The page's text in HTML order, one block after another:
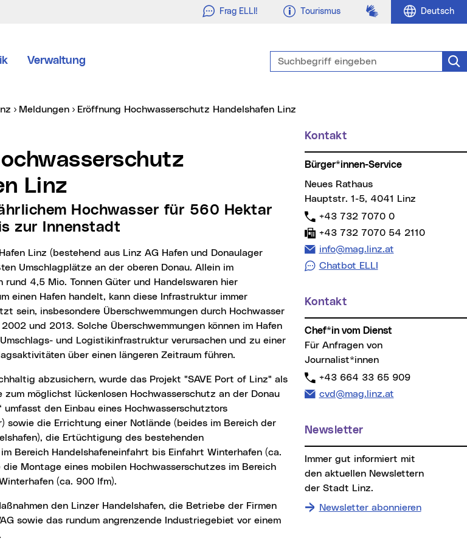
Frag ELLI! Tourismus Gebärdensprache
Deutsch
Verwaltung Suchbegriff eingeben
Meldungen Eröffnung Hochwasserschutz Handelshafen Linz
Linz
zur Innenstadt
Umschlagplätze an der oberen Donau. Allein im
4,5 Mio. Tonnen Güter und Handelswaren hier
einen Hafen handelt, kann diese Infrastruktur immer
sein, insbesondere Überschwemmungen durch Hochwasser
und 2013. Solche Überschwemmungen können im Hafen
und Logistikinfrastruktur verursachen und zu einer
über einen längeren Zeitraum führen.
zum möglichst lückenlosen Hochwasserschutz an der Donau
umfasst den Einbau eines Hochwasserschutztors
sowie die Errichtung einer Notlände (beides im Bereich der
die Ertüchtigung des bestehenden
Bereich Handelshafeneinfahrt bis Einfahrt Winterhafen (ca.
Montage eines mobilen Hochwasserschutzes im Bereich
(ca. 900 lfm).
sowie das rundum angrenzende Industriegebiet vor einem
Weitere Informationen
Kontakt
Bürger*innen-Service
Neues Rathaus
Hauptstr. 1-5, 4041 Linz
Telefon:
+43 732 7070 0
Fax:
+43 732 7070 54 2110
E-Mail Adresse:
info@mag.linz.at
Chatbot ELLI
Kontakt
Chef*in vom Dienst
Für Anfragen von
Journalist*innen
Telefon:
+43 664 33 65 909
E-Mail Adresse:
cvd@mag.linz.at
Newsletter
den aktuellen Newslettern
der Stadt Linz.
Newsletter abonnieren